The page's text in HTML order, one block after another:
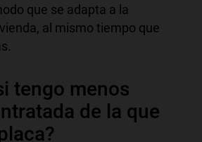
que se adapta a la
al mismo tiempo que
tengo menos
de la que